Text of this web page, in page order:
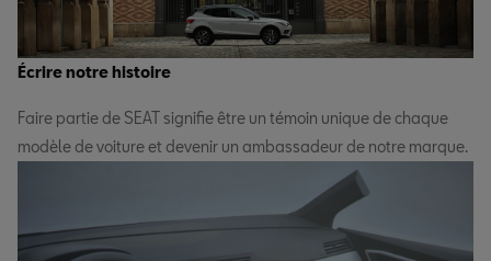
Écrire notre histoire
Faire partie de SEAT signifie être un témoin unique de chaque
modèle de voiture et devenir un ambassadeur de notre marque.